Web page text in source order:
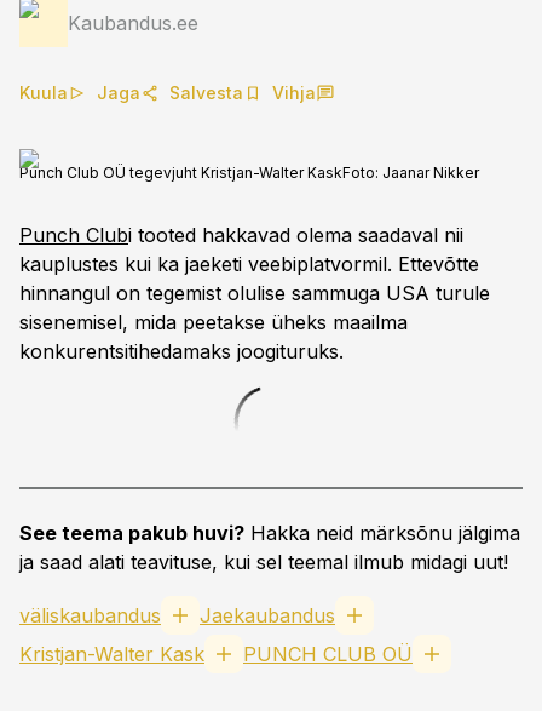
Kaubandus.ee
Kuula Jaga Salvesta Vihja
Punch Club OÜ tegevjuht Kristjan-Walter KaskFoto: Jaanar Nikker
Punch Clubi tooted hakkavad olema saadaval nii
kauplustes kui ka jaeketi veebiplatvormil. Ettevõtte
hinnangul on tegemist olulise sammuga USA turule
sisenemisel, mida peetakse üheks maailma
konkurentsitihedamaks joogituruks.
See teema pakub huvi? Hakka neid märksõnu jälgima
ja saad alati teavituse, kui sel teemal ilmub midagi uut!
väliskaubandus
Jaekaubandus
Kristjan-Walter Kask
PUNCH CLUB OÜ